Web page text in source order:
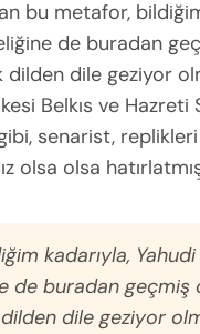
bu metafor,
de buradan
dilden dile geziyor
Belkıs ve Hazreti
senarist, replikleri
olsa olsa
kadarıyla, Yahudi
de buradan geçmiş
dile geziyor